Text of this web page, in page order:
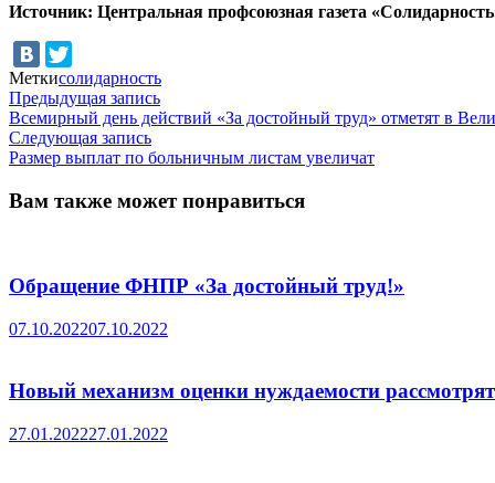
Источник: Центральная профсоюзная газета
Меткисолидарность
Навигация
по
записям
Предыдущая записьПредыдущая
запись:
Всемирный день действий «За достойный труд» отметят в
Следующая записьСледующая
запись:
Размер выплат по больничным листам увеличат
Вам также может понравиться
Обращение ФНПР «За достойный труд!»
07.10.202207.10.2022
Новый механизм оценки нуждаемости
27.01.202227.01.2022